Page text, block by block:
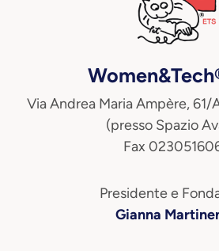
Via Andrea Maria Ampère, 61/
(presso Spazio
Fax
Presidente e
Gianna